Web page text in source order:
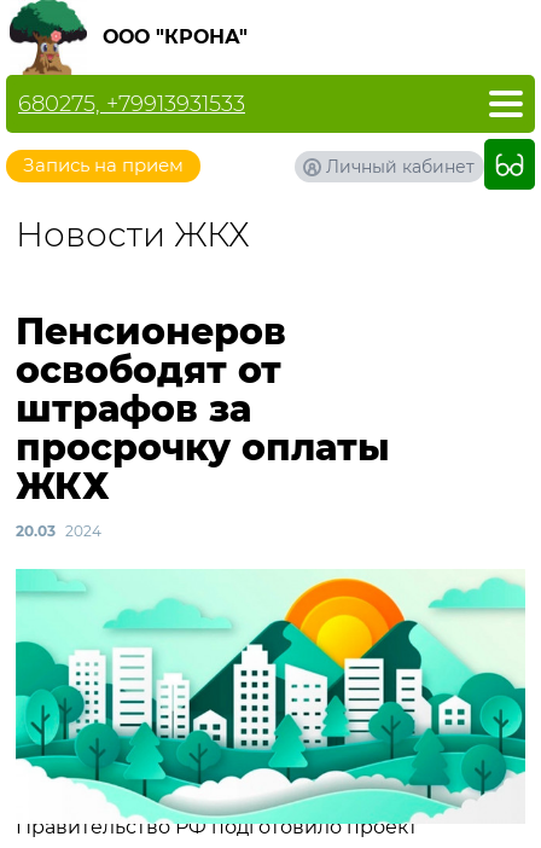
ООО "КРОНА"
Запись на прием
680275, +79913931533
Личный кабинет
Новости ЖКХ
Пенсионеров
освободят от
штрафов за
просрочку оплаты
ЖКХ
20.03 2024
Правительство РФ подготовило проект